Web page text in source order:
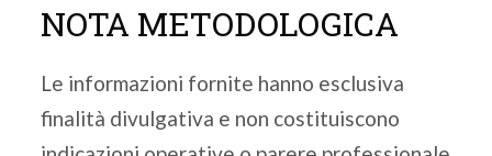
NOTA METODOLOGICA
Le informazioni fornite hanno esclusiva
finalità divulgativa e non costituiscono